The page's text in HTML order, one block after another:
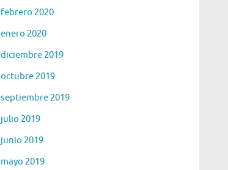
febrero 2020
enero 2020
diciembre 2019
octubre 2019
septiembre 2019
julio 2019
junio 2019
mayo 2019